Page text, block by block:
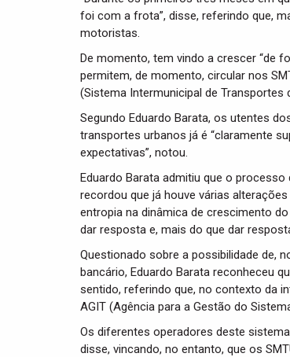
foi com a frota”, disse, referindo que,
motoristas.
De momento, tem vindo a crescer “de
permitem, de momento, circular nos
(Sistema Intermunicipal de Transportes
Segundo Eduardo Barata, os utentes
transportes urbanos já é “claramente
expectativas”, notou.
Eduardo Barata admitiu que o processo
recordou que já houve várias
entropia na dinâmica de crescimento
dar resposta e, mais do que dar
Questionado sobre a possibilidade de,
bancário, Eduardo Barata reconheceu
sentido, referindo que, no contexto da
AGIT (Agência para a Gestão do
Os diferentes operadores deste
disse, vincando, no entanto, que os